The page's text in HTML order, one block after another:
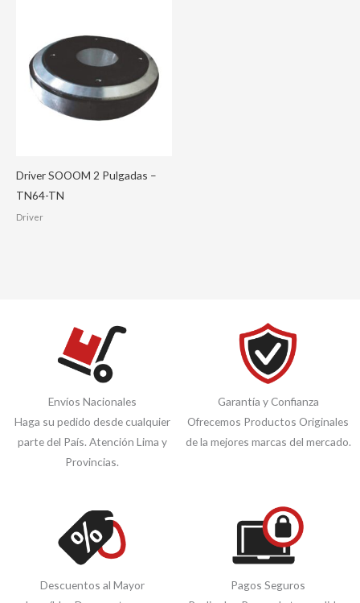
Driver SOOOM 2 Pulgadas –
TN64-TN
Driver
Envíos Nacionales
Haga su pedido desde cualquier
parte del País. Atención Lima y
Provincias.
Garantía y Confianza
Ofrecemos Productos Originales
de la mejores marcas del mercado.
Descuentos al Mayor
Pagos Seguros